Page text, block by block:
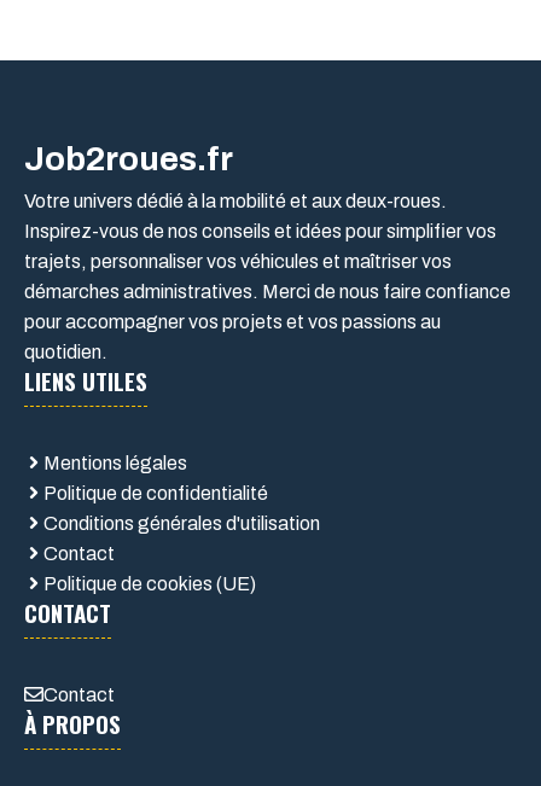
Job2roues.fr
Votre univers dédié à la mobilité et aux deux-roues.
Inspirez-vous de nos conseils et idées pour simplifier vos
trajets, personnaliser vos véhicules et maîtriser vos
démarches administratives. Merci de nous faire confiance
pour accompagner vos projets et vos passions au
quotidien.
LIENS UTILES
Mentions légales
Politique de confidentialité
Conditions générales d'utilisation
Contact
Politique de cookies (UE)
CONTACT
Contact
À PROPOS